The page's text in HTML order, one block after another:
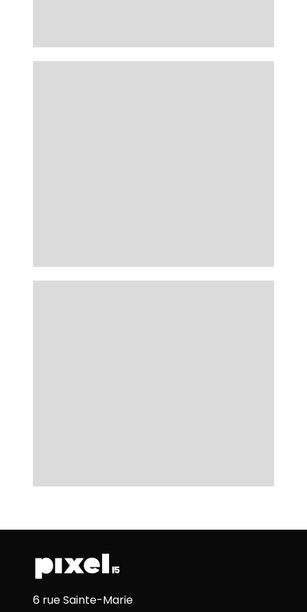
6 rue Sainte-Marie